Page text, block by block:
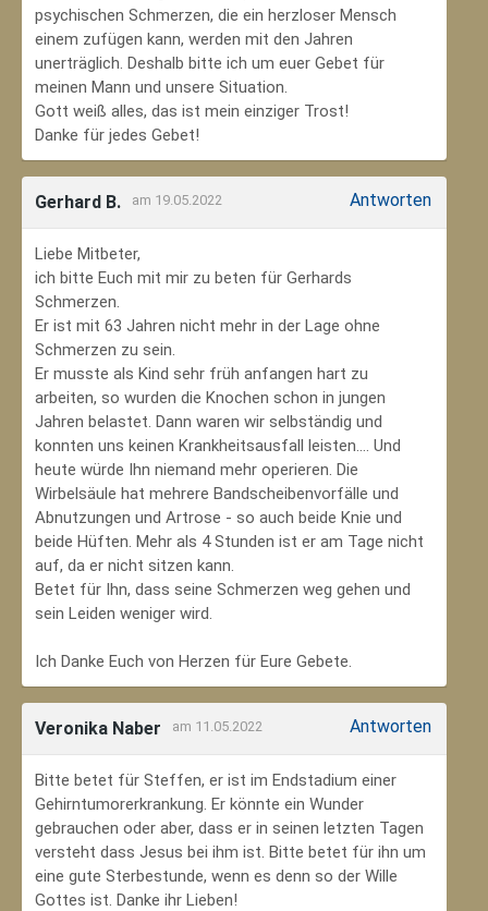
psychischen Schmerzen, die ein herzloser Mensch
einem zufügen kann, werden mit den Jahren
unerträglich. Deshalb bitte ich um euer Gebet für
meinen Mann und unsere Situation.
Gott weiß alles, das ist mein einziger Trost!
Danke für jedes Gebet!
Gerhard B. am 19.05.2022 Antworten
Liebe Mitbeter,
ich bitte Euch mit mir zu beten für Gerhards
Schmerzen.
Er ist mit 63 Jahren nicht mehr in der Lage ohne
Schmerzen zu sein.
Er musste als Kind sehr früh anfangen hart zu
arbeiten, so wurden die Knochen schon in jungen
Jahren belastet. Dann waren wir selbständig und
konnten uns keinen Krankheitsausfall leisten.... Und
heute würde Ihn niemand mehr operieren. Die
Wirbelsäule hat mehrere Bandscheibenvorfälle und
Abnutzungen und Artrose - so auch beide Knie und
beide Hüften. Mehr als 4 Stunden ist er am Tage nicht
auf, da er nicht sitzen kann.
Betet für Ihn, dass seine Schmerzen weg gehen und
sein Leiden weniger wird.
Ich Danke Euch von Herzen für Eure Gebete.
Veronika Naber am 11.05.2022 Antworten
Bitte betet für Steffen, er ist im Endstadium einer
Gehirntumorerkrankung. Er könnte ein Wunder
gebrauchen oder aber, dass er in seinen letzten Tagen
versteht dass Jesus bei ihm ist. Bitte betet für ihn um
eine gute Sterbestunde, wenn es denn so der Wille
Gottes ist. Danke ihr Lieben!